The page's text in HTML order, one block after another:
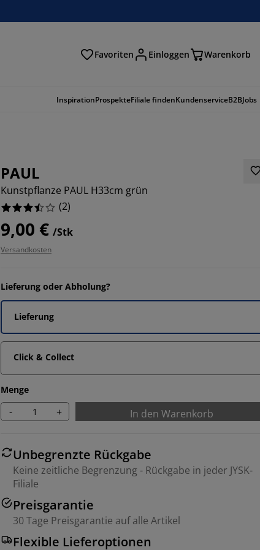
Favoriten Einloggen Warenkorb
InspirationProspekteFiliale findenKundenserviceB2BJobs
PAUL
Kunstpflanze PAUL H33cm grün
(2)
9,00 € /Stk
Versandkosten
Lieferung oder Abholung?
Lieferung
Click & Collect
Menge
- + In den Warenkorb
Unbegrenzte Rückgabe
Keine zeitliche Begrenzung - Rückgabe in jeder JYSK-
Filiale
Preisgarantie
30 Tage Preisgarantie auf alle Artikel
Flexible Lieferoptionen